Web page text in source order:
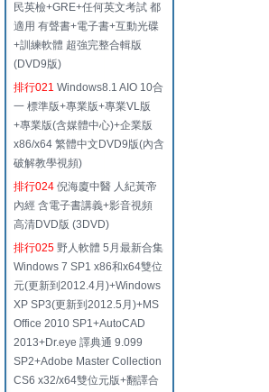
民英檢+GRE+任何英文考試 都
適用 有聲書+電子書+互動光碟
+訓練軟體 超強完整合輯版
(DVD9版)
排行021 Windows8.1 AIO 10合
一 標準版+專業版+專業VL版
+專業版(含媒體中心)+企業版
x86/x64 繁體中文DVD9版(內含
破解教學視頻)
排行024 倪海廈中醫 人紀黃帝
內經 含電子書講義+影音視頻
高清DVD版 (3DVD)
排行025 野人軟體 5月最新合集
Windows 7 SP1 x86和x64雙位
元(更新到2012.4月)+Windows
XP SP3(更新到2012.5月)+MS
Office 2010 SP1+AutoCAD
2013+Dr.eye 譯典通 9.099
SP2+Adobe Master Collection
CS6 x32/x64雙位元版+翻譯合